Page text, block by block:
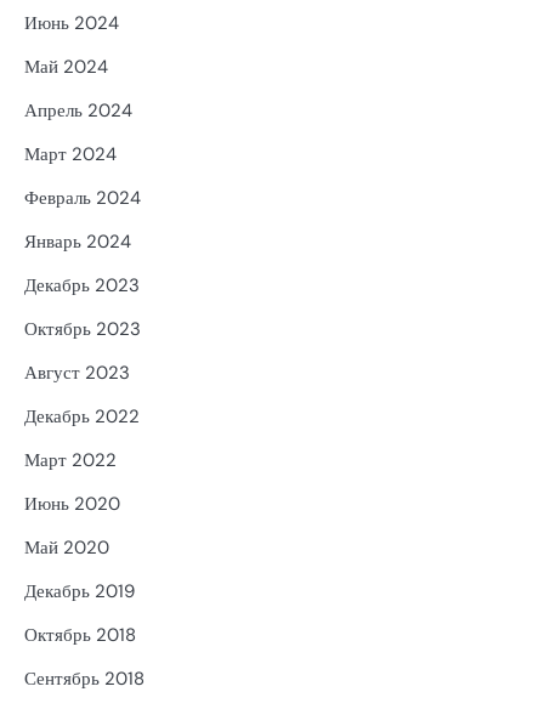
Июнь 2024
Май 2024
Апрель 2024
Март 2024
Февраль 2024
Январь 2024
Декабрь 2023
Октябрь 2023
Август 2023
Декабрь 2022
Март 2022
Июнь 2020
Май 2020
Декабрь 2019
Октябрь 2018
Сентябрь 2018